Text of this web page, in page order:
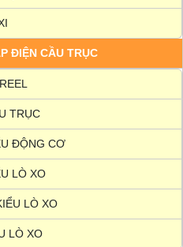
ĐIỆN CẦU TRỤC
TRỤC
ĐỘNG CƠ
LÒ XO
LÒ XO
LÒ XO